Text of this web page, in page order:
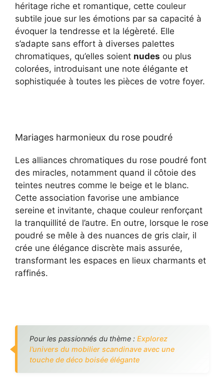
héritage riche et romantique, cette couleur
subtile joue sur les émotions par sa capacité à
évoquer la tendresse et la légèreté. Elle
s’adapte sans effort à diverses palettes
chromatiques, qu’elles soient nudes ou plus
colorées, introduisant une note élégante et
sophistiquée à toutes les pièces de votre foyer.
Mariages harmonieux du rose poudré
Les alliances chromatiques du rose poudré font
des miracles, notamment quand il côtoie des
teintes neutres comme le beige et le blanc.
Cette association favorise une ambiance
sereine et invitante, chaque couleur renforçant
la tranquillité de l’autre. En outre, lorsque le rose
poudré se mêle à des nuances de gris clair, il
crée une élégance discrète mais assurée,
transformant les espaces en lieux charmants et
raffinés.
Pour les passionnés du thème : Explorez
l’univers du mobilier scandinave avec une
touche de déco boisée élégante